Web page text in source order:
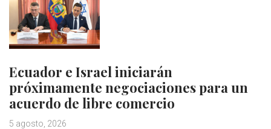
Ecuador e Israel iniciarán
próximamente negociaciones para un
acuerdo de libre comercio
5 agosto, 2026